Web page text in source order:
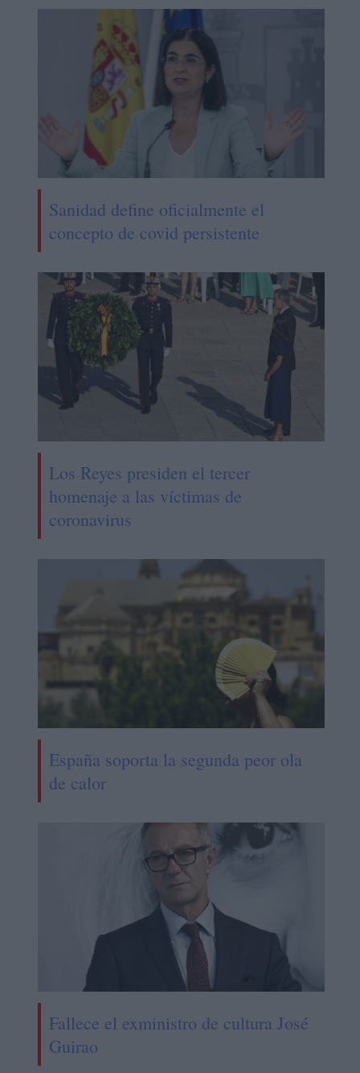
Sanidad define oficialmente el
concepto de covid persistente
Los Reyes presiden el tercer
homenaje a las víctimas de
coronavirus
España soporta la segunda peor ola
de calor
Fallece el exministro de cultura José
Guirao